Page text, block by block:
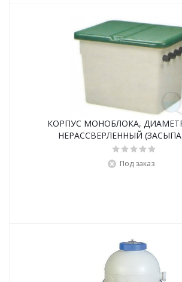
КОРПУС МОНОБЛОКА, ДИАМЕТР 350 ММ,
НЕРАССВЕРЛЕННЫЙ
Под заказ